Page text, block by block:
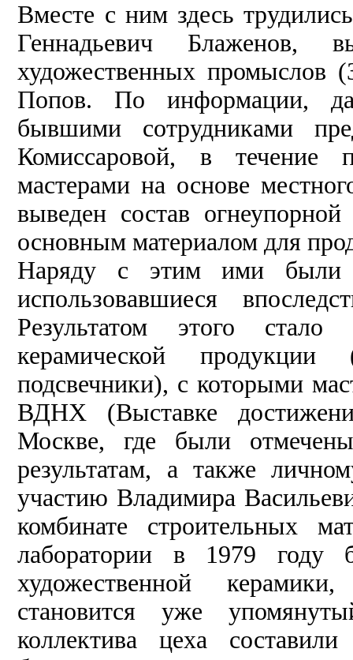
Вместе с ним здесь
Геннадьевич Блаженов,
художественных промыслов
Попов. По информации,
бывшими сотрудниками
Комиссаровой, в течение
мастерами на основе
выведен состав
основным материалом для
Наряду с этим ими были
использовавшиеся
Результатом этого
керамической продукции
подсвечники), с которыми
ВДНХ (Выставке
Москве, где были
результатам, а также
участию Владимира
комбинате строительных
лаборатории в 1979 году
художественной
становится уже
коллектива цеха